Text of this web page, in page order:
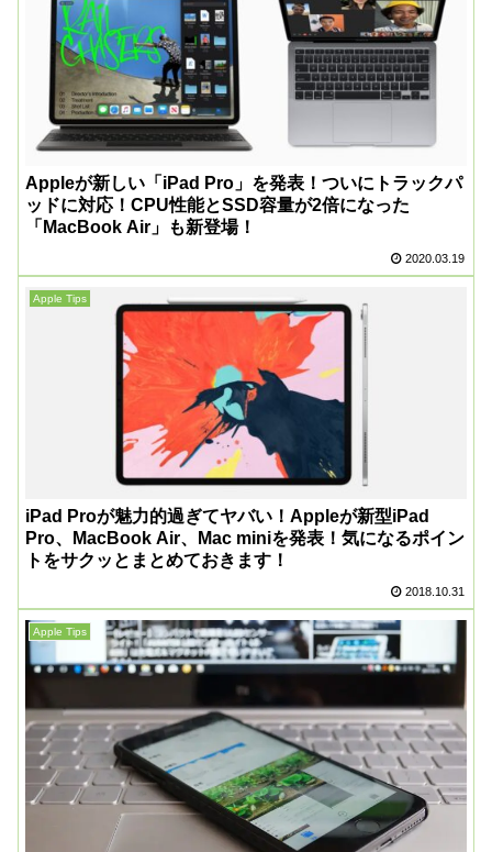
Appleが新しい「iPad Pro」を発表！ついにトラックパ
ッドに対応！CPU性能とSSD容量が2倍になった
「MacBook Air」も新登場！
2020.03.19
Apple Tips
iPad Proが魅力的過ぎてヤバい！Appleが新型iPad
Pro、MacBook Air、Mac miniを発表！気になるポイン
トをサクッとまとめておきます！
2018.10.31
Apple Tips